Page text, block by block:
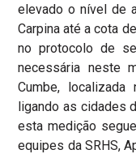
elevado o nível de
Carpina até a cota
no protocolo de
necessária neste
Cumbe,
ligando as cidades
esta medição
equipes da SRHS,